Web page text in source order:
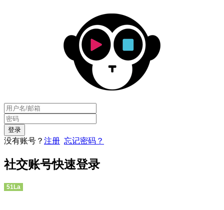
没有账号？ 注册 忘记密码？
社交账号快速登录
51La